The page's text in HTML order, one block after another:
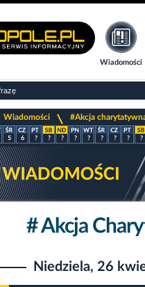
Wiadomości
Wiadomości
>
#Akcja
5 6 ? ? ? ? ? ? ? ? ?
# Akcja
Niedziela, 26